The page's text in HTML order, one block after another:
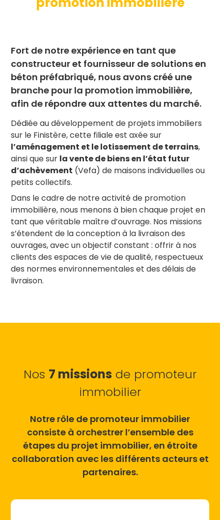
Fort de notre expérience en tant que
constructeur et fournisseur de solutions en
béton préfabriqué, nous avons créé une
branche pour la promotion immobilière,
afin de répondre aux attentes du marché.
Dédiée au développement de projets immobiliers
sur le Finistère, cette filiale est axée sur
l’aménagement et le lotissement de terrains,
ainsi que sur la vente de biens en l’état futur
d’achèvement (Vefa) de maisons individuelles ou
petits collectifs.
Dans le cadre de notre activité de promotion
immobilière, nous menons à bien chaque projet en
tant que véritable maître d’ouvrage. Nos missions
s’étendent de la conception à la livraison des
ouvrages, avec un objectif constant : offrir à nos
clients des espaces de vie de qualité, respectueux
des normes environnementales et des délais de
livraison.
Nos 7 missions de promoteur
immobilier
Notre rôle de promoteur immobilier
consiste à orchestrer l’ensemble des
étapes du projet immobilier, en étroite
collaboration avec les différents acteurs et
partenaires.